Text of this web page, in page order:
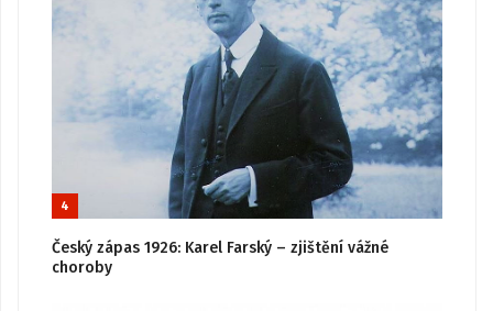
4
Český zápas 1926: Karel Farský – zjištění vážné
choroby